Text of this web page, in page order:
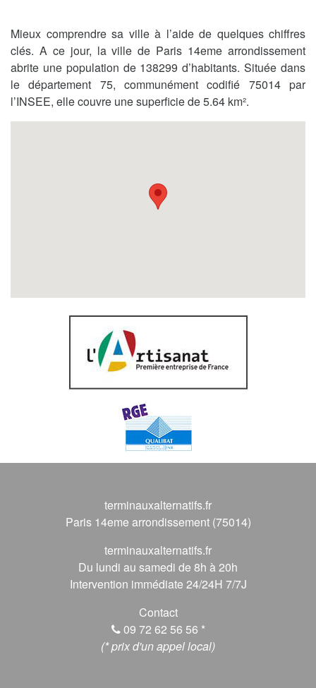
Mieux comprendre sa ville à l’aide de quelques chiffres
clés. A ce jour, la ville de Paris 14eme arrondissement
abrite une population de 138299 d’habitants. Située dans
le département 75, communément codifié 75014 par
l’INSEE, elle couvre une superficie de 5.64 km².
terminauxalternatifs.fr
Paris 14eme arrondissement (75014)
terminauxalternatifs.fr
Du lundi au samedi de 8h à 20h
Intervention immédiate 24/24H 7/7J
Contact
09 72 62 56 56 *
(* prix d'un appel local)